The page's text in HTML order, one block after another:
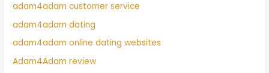
adam4adam customer service
adam4adam dating
adam4adam online dating websites
Adam4Adam review